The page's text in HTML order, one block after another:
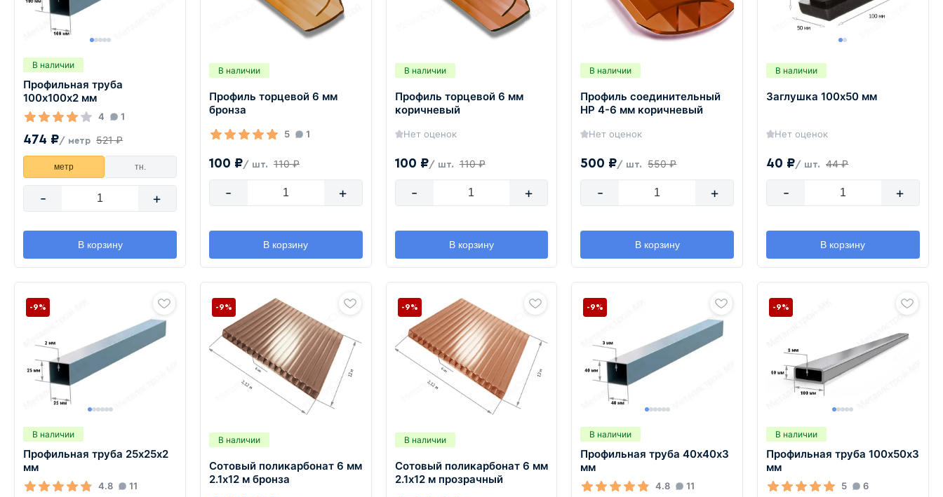
В наличии
Профильная труба
100х100х2 мм
4 1
474 ₽/ метр 521 ₽
метр тн.
- +
В корзину
В наличии
Профиль торцевой 6 мм
бронза
5 1
100 ₽/ шт. 110 ₽
- +
В корзину
В наличии
Профиль торцевой 6 мм
коричневый
Нет оценок
100 ₽/ шт. 110 ₽
- +
В корзину
В наличии
Профиль соединительный
HP 4-6 мм коричневый
Нет оценок
500 ₽/ шт. 550 ₽
- +
В корзину
В наличии
Заглушка 100х50 мм
Нет оценок
40 ₽/ шт. 44 ₽
- +
В корзину
В наличии
Профильная труба 25х25х2
мм
4.8 11
-9%
В наличии
Сотовый поликарбонат 6 мм
2.1х12 м бронза
-9%
В наличии
Сотовый поликарбонат 6 мм
2.1х12 м прозрачный
-9%
В наличии
Профильная труба 40х40х3
мм
4.8 11
-9%
В наличии
Профильная труба 100х50х3
мм
5 6
-9%